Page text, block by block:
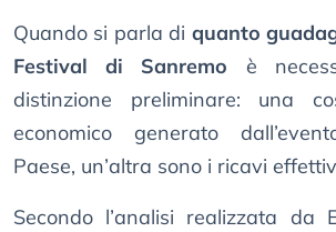
Quando si parla di quanto
Festival di Sanremo è
distinzione preliminare: una
economico generato
Paese, un’altra sono i ricavi
Secondo l’analisi realizzata da